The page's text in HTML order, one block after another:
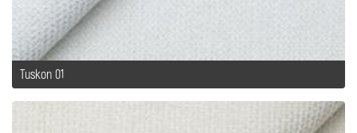
Tuskon 01